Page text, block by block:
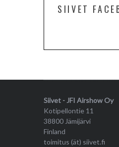
SIIVET
Siivet - JFI Airshow Oy
Kotipellontie 11
38800 Jämijärvi
Finland
toimitus (ät) siivet.fi